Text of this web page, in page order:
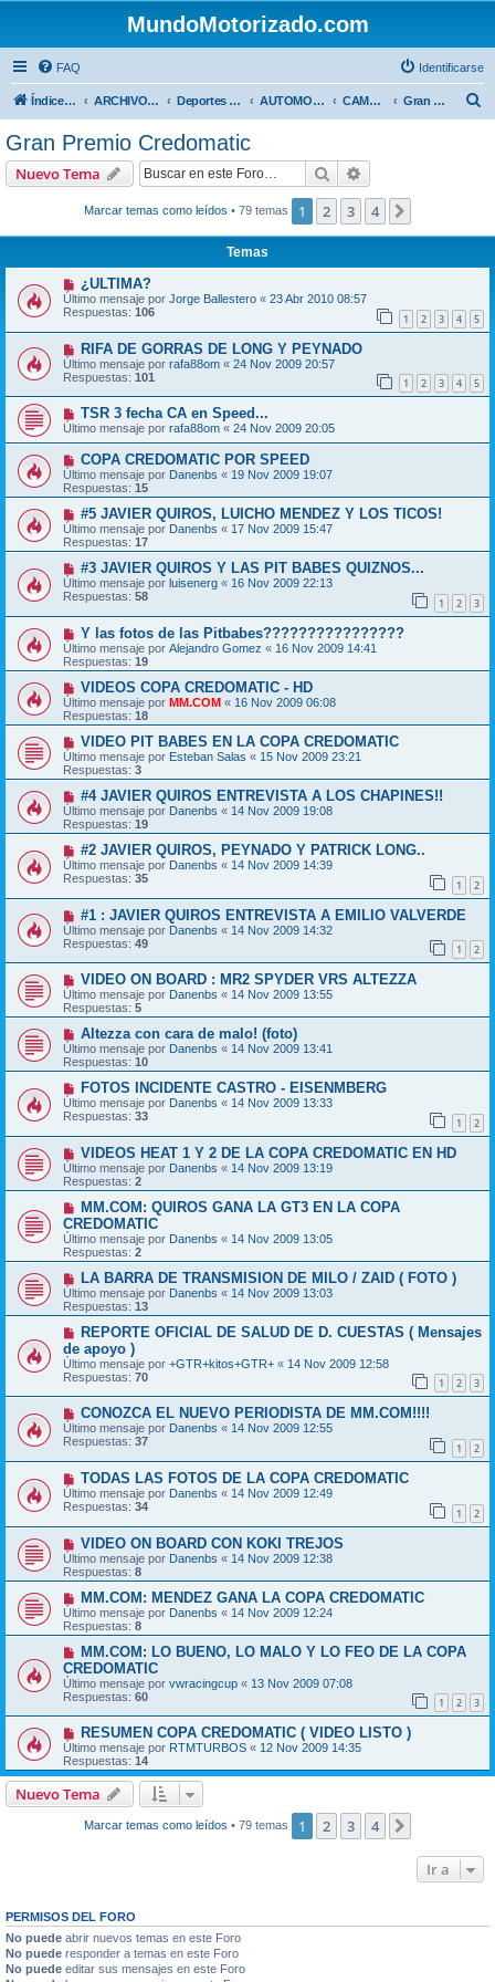
MundoMotorizado.com
FAQ Identificarse
Índice general ARCHIVO HASTA 2018 Deportes Internacionales AUTOMOVILISMO DE CENTROAMERICA CAMPEONATO CENTROAMERICANO 2009 Gran Premio Credomatic
Gran Premio Credomatic
Nuevo Tema Buscar
Marcar temas como leídos • 79 temas 1 2 3 4
Temas
¿ULTIMA?
Último mensaje por Jorge Ballestero « 23 Abr 2010 08:57
Respuestas: 106 1 2 3 4 5
RIFA DE GORRAS DE LONG Y PEYNADO
Último mensaje por rafa88om « 24 Nov 2009 20:57
Respuestas: 101 1 2 3 4 5
TSR 3 fecha CA en Speed...
Último mensaje por rafa88om « 24 Nov 2009 20:05
COPA CREDOMATIC POR SPEED
Último mensaje por Danenbs « 19 Nov 2009 19:07
Respuestas: 15
#5 JAVIER QUIROS, LUICHO MENDEZ Y LOS TICOS!
Último mensaje por Danenbs « 17 Nov 2009 15:47
Respuestas: 17
#3 JAVIER QUIROS Y LAS PIT BABES QUIZNOS...
Último mensaje por luisenerg « 16 Nov 2009 22:13
Respuestas: 58 1 2 3
Y las fotos de las Pitbabes????????????????
Último mensaje por Alejandro Gomez « 16 Nov 2009 14:41
Respuestas: 19
VIDEOS COPA CREDOMATIC - HD
Último mensaje por MM.COM « 16 Nov 2009 06:08
Respuestas: 18
VIDEO PIT BABES EN LA COPA CREDOMATIC
Último mensaje por Esteban Salas « 15 Nov 2009 23:21
Respuestas: 3
#4 JAVIER QUIROS ENTREVISTA A LOS CHAPINES!!
Último mensaje por Danenbs « 14 Nov 2009 19:08
Respuestas: 19
#2 JAVIER QUIROS, PEYNADO Y PATRICK LONG..
Último mensaje por Danenbs « 14 Nov 2009 14:39
Respuestas: 35 1 2
#1 : JAVIER QUIROS ENTREVISTA A EMILIO VALVERDE
Último mensaje por Danenbs « 14 Nov 2009 14:32
Respuestas: 49 1 2
VIDEO ON BOARD : MR2 SPYDER VRS ALTEZZA
Último mensaje por Danenbs « 14 Nov 2009 13:55
Respuestas: 5
Altezza con cara de malo! (foto)
Último mensaje por Danenbs « 14 Nov 2009 13:41
Respuestas: 10
FOTOS INCIDENTE CASTRO - EISENMBERG
Último mensaje por Danenbs « 14 Nov 2009 13:33
Respuestas: 33 1 2
VIDEOS HEAT 1 Y 2 DE LA COPA CREDOMATIC EN HD
Último mensaje por Danenbs « 14 Nov 2009 13:19
Respuestas: 2
MM.COM: QUIROS GANA LA GT3 EN LA COPA
CREDOMATIC
Último mensaje por Danenbs « 14 Nov 2009 13:05
Respuestas: 2
LA BARRA DE TRANSMISION DE MILO / ZAID ( FOTO )
Último mensaje por Danenbs « 14 Nov 2009 13:03
Respuestas: 13
REPORTE OFICIAL DE SALUD DE D. CUESTAS ( Mensajes
de apoyo )
Último mensaje por +GTR+kitos+GTR+ « 14 Nov 2009 12:58
Respuestas: 70 1 2 3
CONOZCA EL NUEVO PERIODISTA DE MM.COM!!!!
Último mensaje por Danenbs « 14 Nov 2009 12:55
Respuestas: 37 1 2
TODAS LAS FOTOS DE LA COPA CREDOMATIC
Último mensaje por Danenbs « 14 Nov 2009 12:49
Respuestas: 34 1 2
VIDEO ON BOARD CON KOKI TREJOS
Último mensaje por Danenbs « 14 Nov 2009 12:38
Respuestas: 8
MM.COM: MENDEZ GANA LA COPA CREDOMATIC
Último mensaje por Danenbs « 14 Nov 2009 12:24
Respuestas: 8
MM.COM: LO BUENO, LO MALO Y LO FEO DE LA COPA
CREDOMATIC
Último mensaje por vwracingcup « 13 Nov 2009 07:08
Respuestas: 60 1 2 3
RESUMEN COPA CREDOMATIC ( VIDEO LISTO )
Último mensaje por RTMTURBOS « 12 Nov 2009 14:35
Respuestas: 14
Nuevo Tema
Marcar temas como leídos • 79 temas 1 2 3 4
Ir a
PERMISOS DEL FORO
No puede abrir nuevos temas en este Foro
No puede responder a temas en este Foro
No puede editar sus mensajes en este Foro